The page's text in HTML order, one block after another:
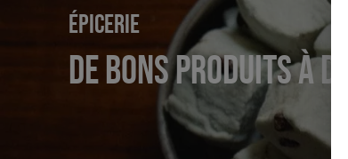
Épicerie
DE BONS PRODUITS À